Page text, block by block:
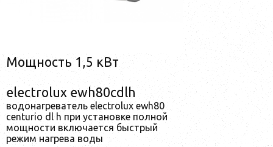
Мощность 1,5 кВт
electrolux ewh80cdlh
водонагреватель electrolux ewh80
centurio dl h при установке полной
мощности включается быстрый
режим нагрева воды